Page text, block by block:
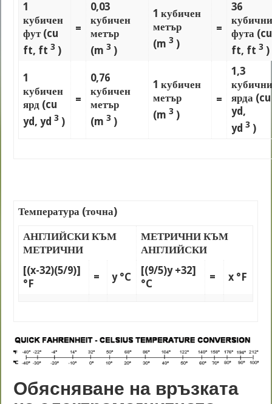
1
кубичен
фут (cu
ft, ft 3 )
=
0,03
кубичен
метър
(m 3 )
1 кубичен
метър
(m 3 )
=
36
кубични
фута (cu
ft, ft 3 )
1
кубичен
ярд (cu
yd, yd 3 )
=
0,76
кубичен
метър
(m 3 )
1 кубичен
метър
(m 3 )
=
1,3
кубични
ярда (cu
yd,
yd 3 )
Температура (точна)
АНГЛИЙСКИ КЪМ
МЕТРИЧНИ
МЕТРИЧНИ КЪМ
АНГЛИЙСКИ
[(x-32)(5/9)]
°F
= y °C
[(9/5)y +32]
°C
= x °F
Обясняване на връзката